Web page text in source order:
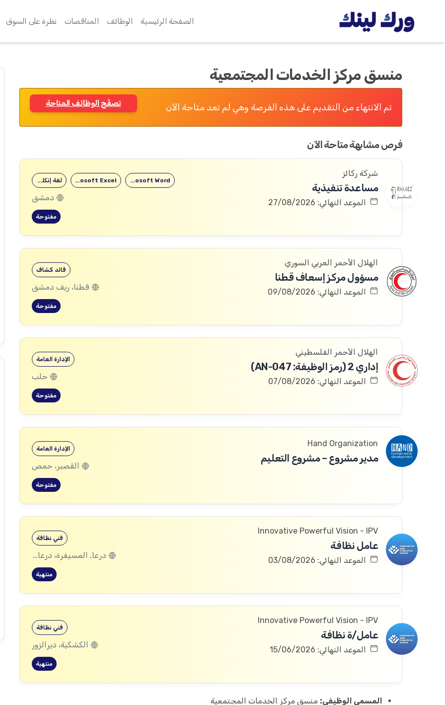
الصفحة الرئيسية الوظائف المناقصات نظرة على السوق
منسق مركز الخدمات المجتمعية
تم الانتهاء من التقديم على هذه الفرصة وهي لم تعد متاحة الآن تصفّح الوظائف المتاحة
فرص مشابهة متاحة الآن
شركة ركائز
مساعدة تنفيذية
الموعد النهائي: 27/08/2026
لغة إنكليزية Microsoft Excel Microsoft Word
دمشق
مفتوحة
الهلال الأحمر العربي السوري
مسؤول مركز إسعاف قطنا
الموعد النهائي: 09/08/2026
قائد كشاف
قطنا، ريف دمشق
مفتوحة
الهلال الأحمر الفلسطيني
إداري 2 (رمز الوظيفة: AN-047)
الموعد النهائي: 07/08/2026
الإدارة العامة
حلب
مفتوحة
Hand Organization
مدير مشروع – مشروع التعليم
الإدارة العامة
القصير، حمص
مفتوحة
Innovative Powerful Vision - IPV
عامل نظافة
الموعد النهائي: 03/08/2026
فني نظافة
درعا, المسيفرة، درعا, الجيزة، درعا, بصر الحرير، درعا
منتهية
Innovative Powerful Vision - IPV
عامل/ة نظافة
الموعد النهائي: 15/06/2026
فني نظافة
الكشكية، ديرالزور
منتهية
المسمى الوظيفي: منسق مركز الخدمات المجتمعية